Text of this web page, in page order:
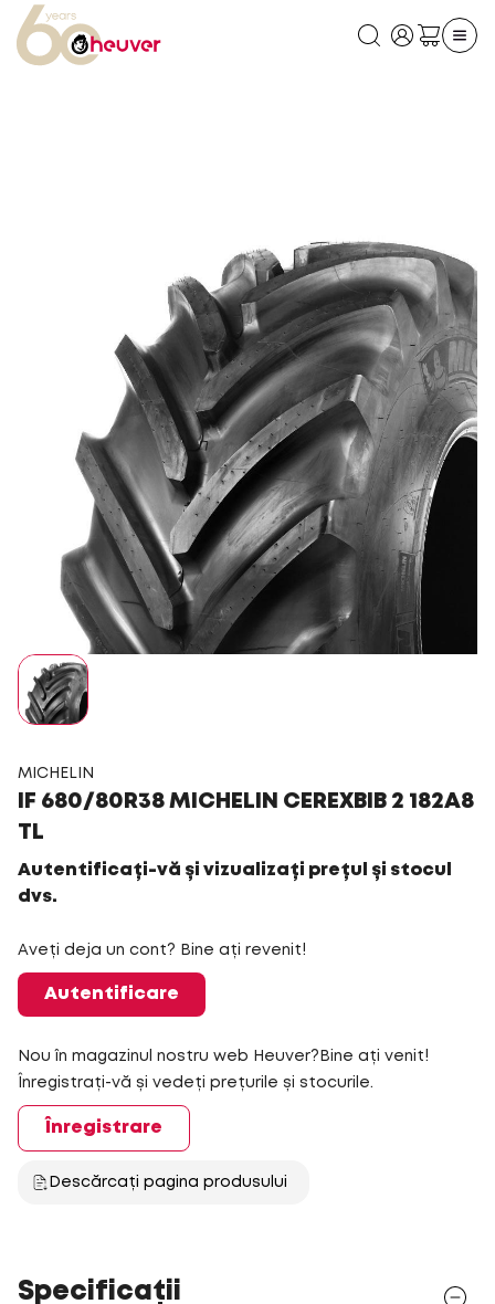
MICHELIN
IF 680/80R38 MICHELIN CEREXBIB 2 182A8
TL
Autentificați-vă și vizualizați prețul și stocul
dvs.
Aveți deja un cont? Bine ați revenit!
Autentificare
Nou în magazinul nostru web Heuver?Bine ați venit!
Înregistrați-vă și vedeți prețurile și stocurile.
Înregistrare
Descărcați pagina produsului
Specificații